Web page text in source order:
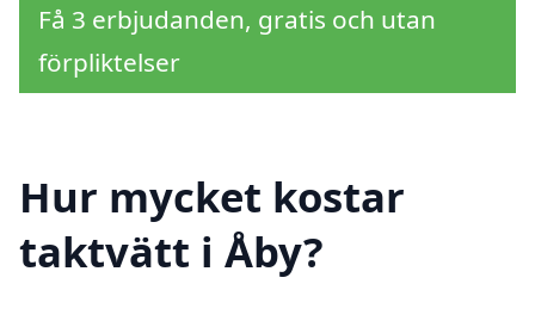
Få 3 erbjudanden, gratis och utan
förpliktelser
Hur mycket kostar
taktvätt i Åby?